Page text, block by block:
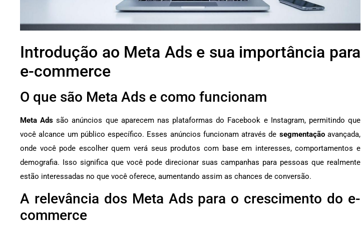
Introdução ao Meta Ads e sua importância para
e-commerce
O que são Meta Ads e como funcionam
Meta Ads são anúncios que aparecem nas plataformas do Facebook e Instagram, permitindo que
você alcance um público específico. Esses anúncios funcionam através de segmentaçãoavançada,
onde você pode escolher quem verá seus produtos com base em interesses, comportamentos e
demografia. Isso significa que você pode direcionar suas campanhas para pessoas que realmente
estão interessadas no que você oferece, aumentando assim as chances de conversão.
A relevância dos Meta Ads para o crescimento do e-
commerce